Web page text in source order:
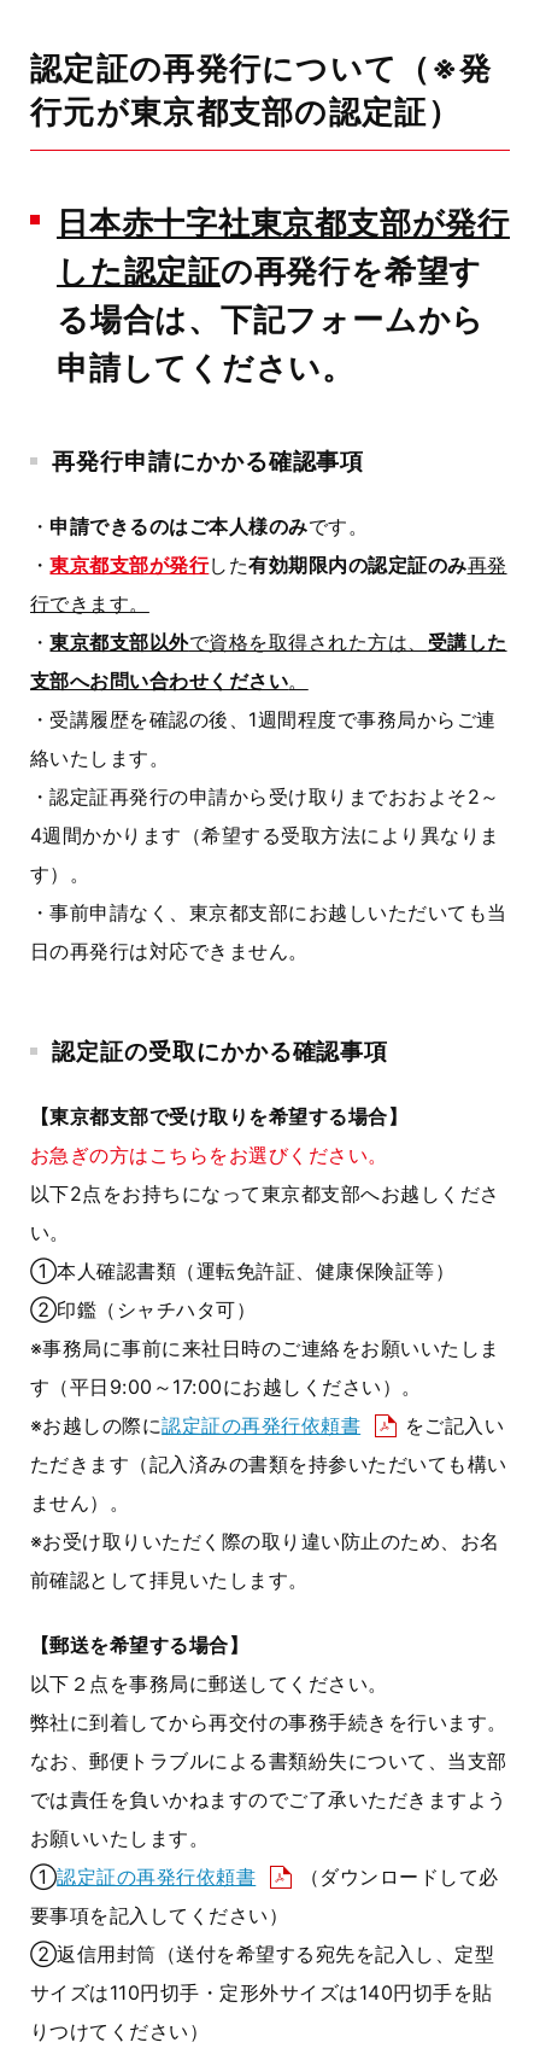
認定証の再発行について（※発
行元が東京都支部の認定証）
日本赤十字社東京都支部が発行
した認定証の再発行を希望す
る場合は、下記フォームから
申請してください。
再発行申請にかかる確認事項
・ 申請できるのはご本人様のみです。
・東京都支部が発行した有効期限内の認定証のみ再発
行できます。
・東京都支部以外で資格を取得された方は、 受講した
支部へお問い合わせください。
・受講履歴を確認の後、1週間程度で事務局からご連
絡いたします。
・認定証再発行の申請から受け取りまでおおよそ2～
4週間かかります（希望する受取方法により異なりま
す）。
・事前申請なく、東京都支部にお越しいただいても当
日の再発行は対応できません。
認定証の受取にかかる確認事項
【東京都支部で受け取りを希望する場合】
お急ぎの方はこちらをお選びください。
以下2点をお持ちになって東京都支部へお越しくださ
い。
①本人確認書類（運転免許証、健康保険証等）
②印鑑（シャチハタ可）
※事務局に事前に来社日時のご連絡をお願いいたしま
す（平日9:00～17:00にお越しください）。
※お越しの際に認定証の再発行依頼書
をご記入い
ただきます（記入済みの書類を持参いただいても構い
ません）。
※お受け取りいただく際の取り違い防止のため、お名
前確認として拝見いたします。
【郵送を希望する場合】
以下２点を事務局に郵送してください。
弊社に到着してから再交付の事務手続きを行います。
なお、郵便トラブルによる書類紛失について、当支部
では責任を負いかねますのでご了承いただきますよう
お願いいたします。
①認定証の再発行依頼書
（ダウンロードして必
要事項を記入してください）
②返信用封筒（送付を希望する宛先を記入し、定型
サイズは110円切手・定形外サイズは140円切手を貼
りつけてください）